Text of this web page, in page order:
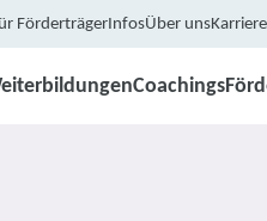
FörderträgerInfosÜber unsKarriere
Coachings